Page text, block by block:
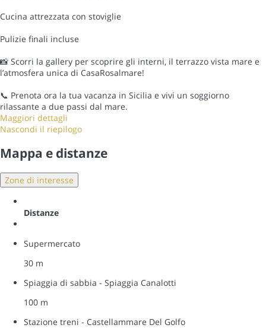
Cucina attrezzata con stoviglie
Pulizie finali incluse
📸 Scorri la gallery per scoprire gli interni, il terrazzo vista mare e
l’atmosfera unica di CasaRosalmare!
📞 Prenota ora la tua vacanza in Sicilia e vivi un soggiorno
rilassante a due passi dal mare.
Maggiori dettagli
Nascondi il riepilogo
Mappa e distanze
Zone di interesse
Distanze
Supermercato
30 m
Spiaggia di sabbia - Spiaggia Canalotti
100 m
Stazione treni - Castellammare Del Golfo